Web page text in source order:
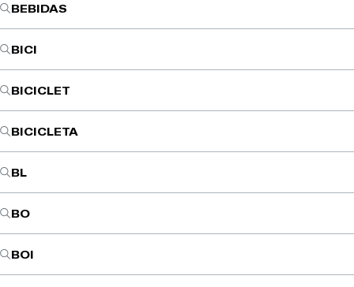
BEBIDAS
BICI
BICICLET
BICICLETA
BL
BO
BOI